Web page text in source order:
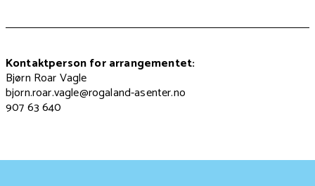
Kontaktperson for arrangementet:
Bjørn Roar Vagle
bjorn.roar.vagle@rogaland-asenter.no
907 63 640